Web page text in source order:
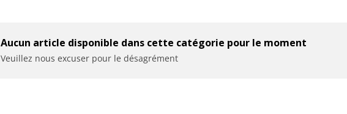
Aucun article disponible dans cette catégorie pour le moment
Veuillez nous excuser pour le désagrément